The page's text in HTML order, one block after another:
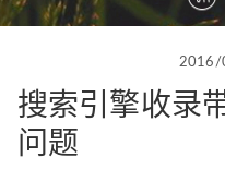
2016/
搜索引擎收录
问题